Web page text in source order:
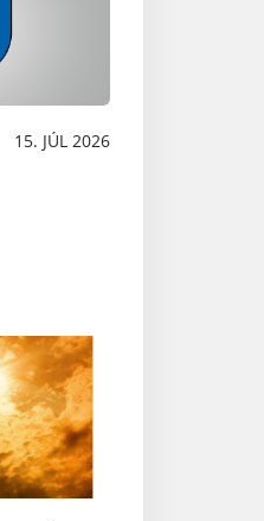
15. JÚL 2026